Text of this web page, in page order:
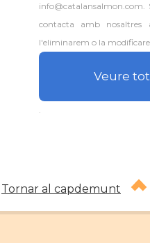
contacta amb nosaltres
l'eliminarem o la
Veure
Tornar al capdemunt